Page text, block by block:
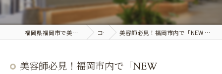
福岡県福岡市で美容室の求人ならACT JAPAN GROUP コラム 美容師必見！福岡市内で「NEW STANDARD」を掲げる美容室ACTJAPANGROUPの魅力
美容師必見！福岡市内で「NEW